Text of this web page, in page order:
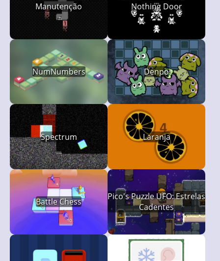
Manutenção Nothing Door
NumNumbers Denpo
Spectrum Laranja
Battle Chess
Pico's Puzzle UFO: Estrelas
Cadentes